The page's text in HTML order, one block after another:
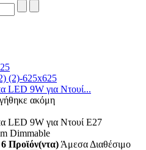
LED 9W για Ντουί...
ακόμη
LED 9W για Ντουί E27
Dimmable
6 Προϊόν(ντα) Άμεσα Διαθέσιμο